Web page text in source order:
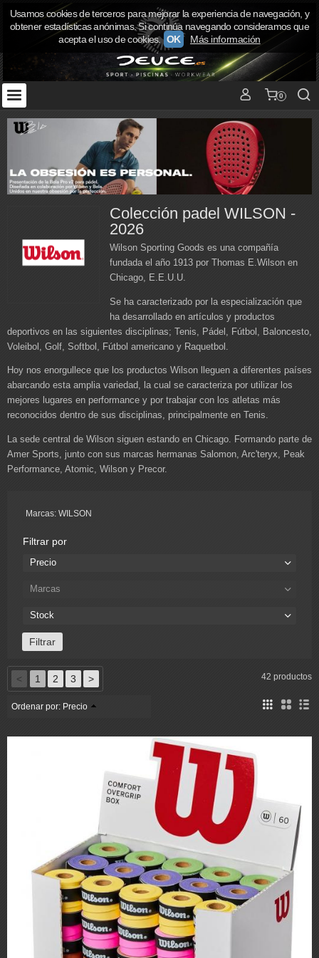
0
Colección padel WILSON -
2026
Wilson Sporting Goods es una compañía
fundada el año 1913 por Thomas E.Wilson en
Chicago, E.E.U.U.
Se ha caracterizado por la especialización que
ha desarrollado en artículos y productos
deportivos en las siguientes disciplinas; Tenis, Pádel, Fútbol, Baloncesto,
Voleibol, Golf, Softbol, Fútbol americano y Raquetbol.
Hoy nos enorgullece que los productos Wilson lleguen a diferentes países
abarcando esta amplia variedad, la cual se caracteriza por utilizar los
mejores lugares en performance y por trabajar con los atletas más
reconocidos dentro de sus disciplinas, principalmente en Tenis.
La sede central de Wilson siguen estando en Chicago. Formando parte de
Amer Sports, junto con sus marcas hermanas Salomon, Arc'teryx, Peak
Performance, Atomic, Wilson y Precor.
Marcas: WILSON
Filtrar por
Precio
Marcas
Stock
< 1 2 3 > 42 productos
Ordenar por: Precio
Usamos cookies de terceros para mejorar la experiencia de navegación, y
obtener estadísticas anónimas. Si continúa navegando consideramos que
acepta el uso de cookies. OK Más información